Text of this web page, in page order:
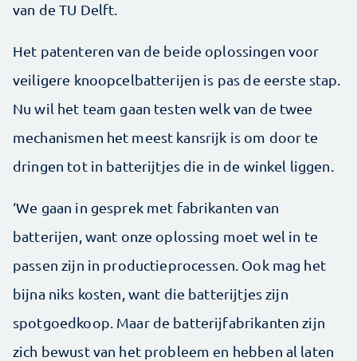
van de TU Delft.
Het patenteren van de beide oplossingen voor
veiligere knoopcelbatterijen is pas de eerste stap.
Nu wil het team gaan testen welk van de twee
mechanismen het meest kansrijk is om door te
dringen tot in batterijtjes die in de winkel liggen.
‘We gaan in gesprek met fabrikanten van
batterijen, want onze oplossing moet wel in te
passen zijn in productieprocessen. Ook mag het
bijna niks kosten, want die batterijtjes zijn
spotgoedkoop. Maar de batterijfabrikanten zijn
zich bewust van het probleem en hebben al laten